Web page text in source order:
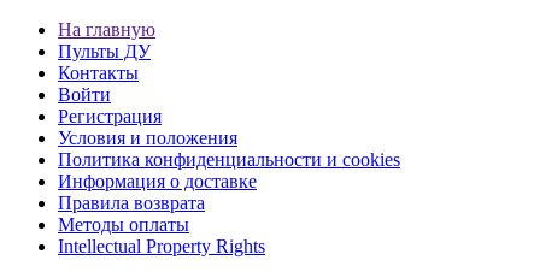
На главную
Пульты ДУ
Контакты
Войти
Регистрация
Условия и положения
Политика конфиденциальности и cookies
Информация о доставке
Правила возврата
Методы оплаты
Intellectual Property Rights